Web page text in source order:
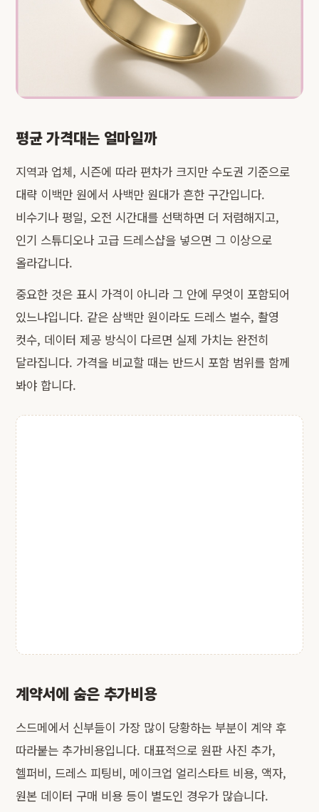
평균 가격대는 얼마일까
지역과 업체, 시즌에 따라 편차가 크지만 수도권 기준으로
대략 이백만 원에서 사백만 원대가 흔한 구간입니다.
비수기나 평일, 오전 시간대를 선택하면 더 저렴해지고,
인기 스튜디오나 고급 드레스샵을 넣으면 그 이상으로
올라갑니다.
중요한 것은 표시 가격이 아니라 그 안에 무엇이 포함되어
있느냐입니다. 같은 삼백만 원이라도 드레스 벌수, 촬영
컷수, 데이터 제공 방식이 다르면 실제 가치는 완전히
달라집니다. 가격을 비교할 때는 반드시 포함 범위를 함께
봐야 합니다.
계약서에 숨은 추가비용
스드메에서 신부들이 가장 많이 당황하는 부분이 계약 후
따라붙는 추가비용입니다. 대표적으로 원판 사진 추가,
헬퍼비, 드레스 피팅비, 메이크업 얼리스타트 비용, 액자,
원본 데이터 구매 비용 등이 별도인 경우가 많습니다.